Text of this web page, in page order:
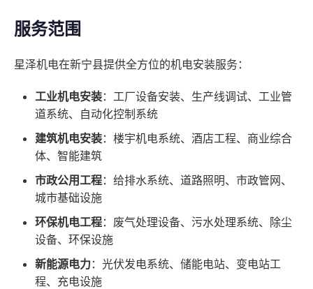
服务范围
星泽机电在新宁县提供全方位的机电安装服务：
工业机电安装：工厂设备安装、生产线调试、工业管
道系统、自动化控制系统
建筑机电安装：楼宇机电系统、酒店工程、商业综合
体、智能建筑
市政公用工程：给排水系统、道路照明、市政管网、
城市基础设施
环保机电工程：废气处理设备、污水处理系统、除尘
设备、环保设施
新能源电力：光伏发电系统、储能电站、变电站工
程、充电设施